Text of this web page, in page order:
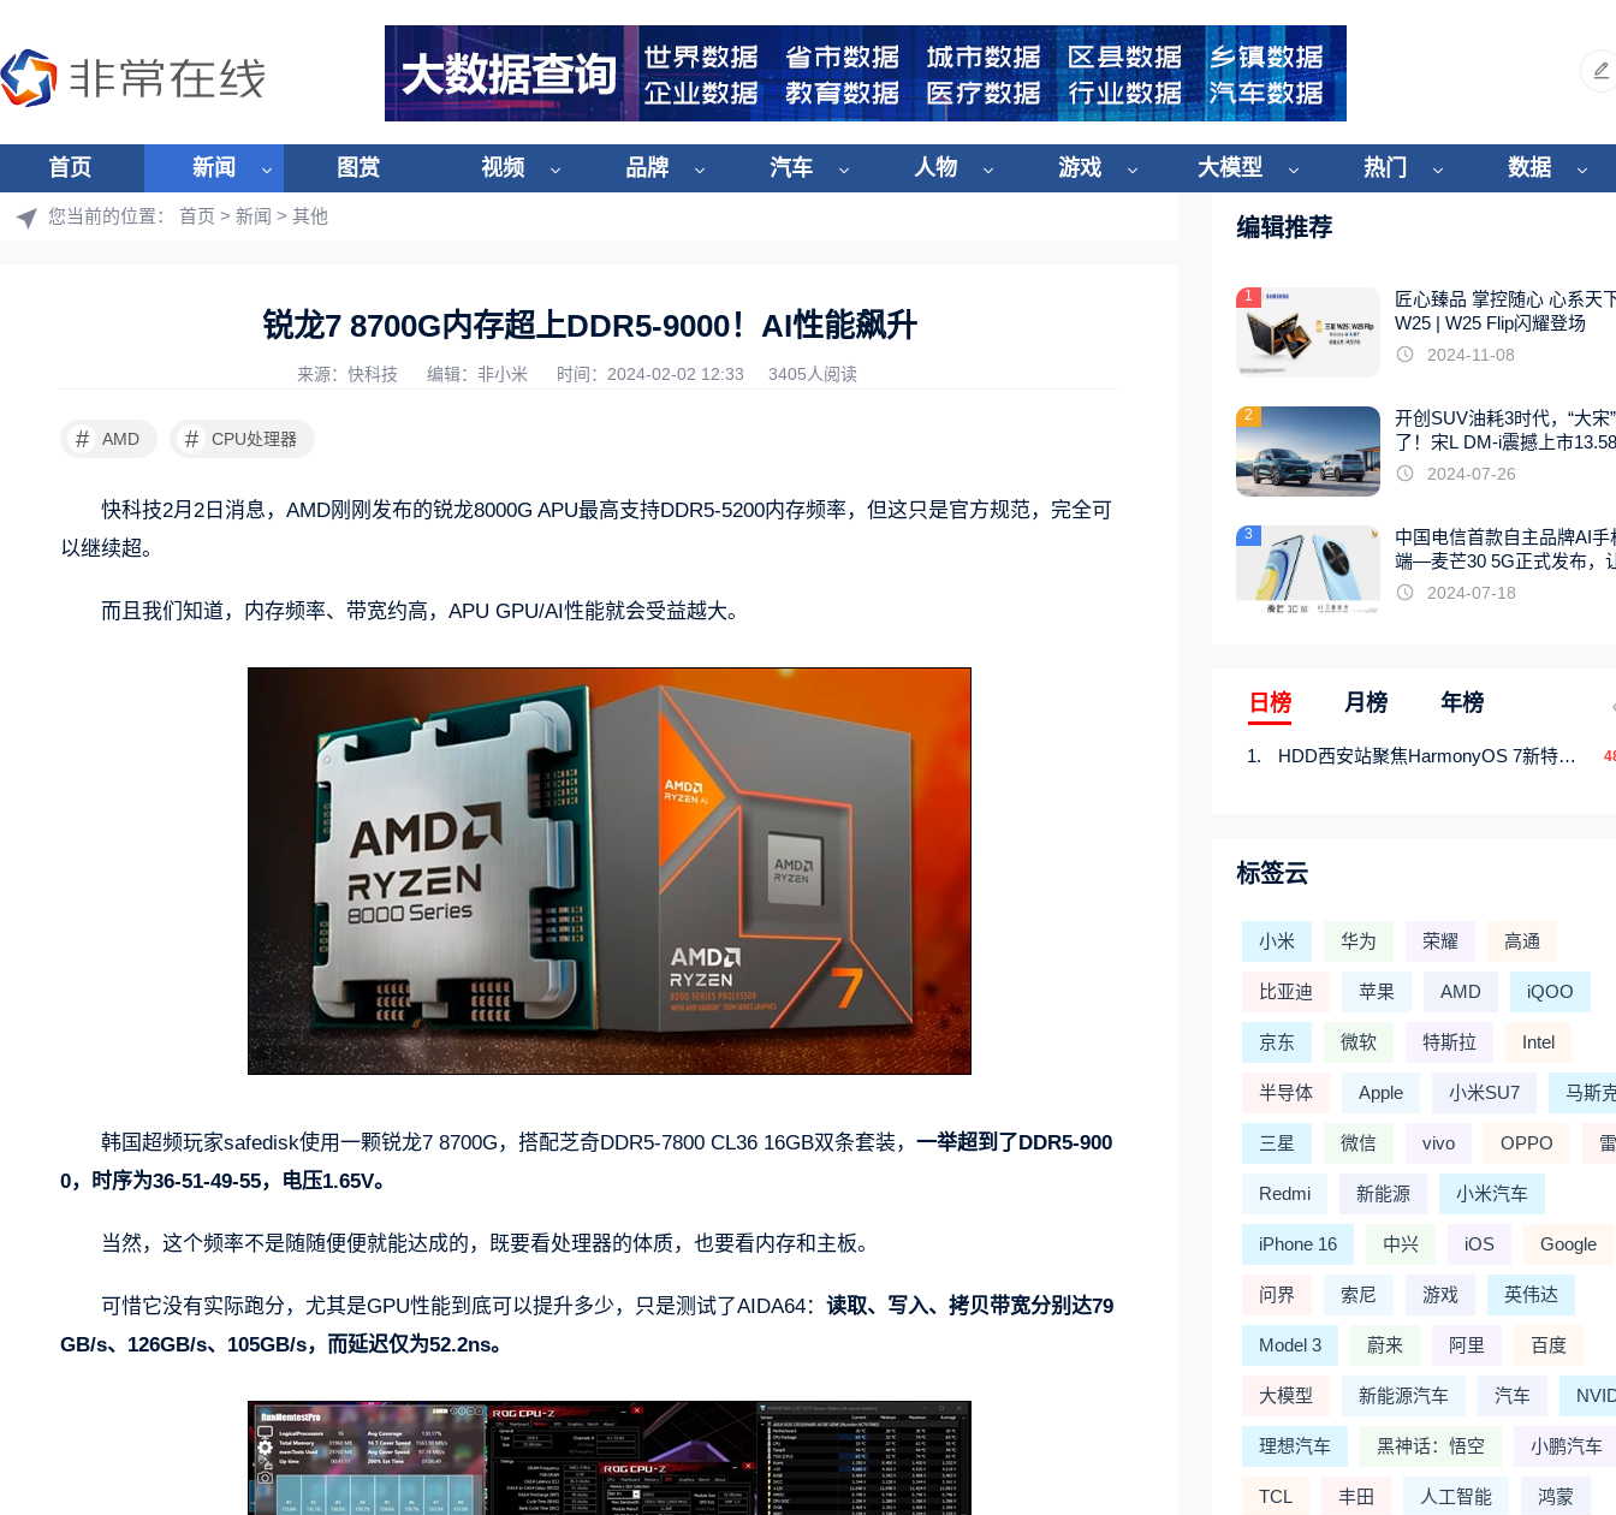
首页 新闻 图赏 视频 品牌 汽车 人物 游戏 大模型 热门 数据
您当前的位置： 首页 > 新闻 > 其他
锐龙7 8700G内存超上DDR5-9000！AI性能飙升
来源：快科技 编辑：非小米 时间：2024-02-02 12:33 3405人阅读
# AMD # CPU处理器
快科技2月2日消息，AMD刚刚发布的锐龙8000G APU最高支持DDR5-5200内存频率，但这只是官方规范，完全可
以继续超。
而且我们知道，内存频率、带宽约高，APU GPU/AI性能就会受益越大。
韩国超频玩家safedisk使用一颗锐龙7 8700G，搭配芝奇DDR5-7800 CL36 16GB双条套装， 一举超到了DDR5-900
0，时序为36-51-49-55，电压1.65V。
当然，这个频率不是随随便便就能达成的，既要看处理器的体质，也要看内存和主板。
可惜它没有实际跑分，尤其是GPU性能到底可以提升多少，只是测试了AIDA64： 读取、写入、拷贝带宽分别达79
GB/s、126GB/s、105GB/s，而延迟仅为52.2ns。
编辑推荐
1
匠心臻品 掌控随心 心系天
W25 | W25 Flip闪耀登场
2024-11-08
2
开创SUV油耗3时代，“大宋
了！宋L DM-i震撼上市
起
2024-07-26
3
中国电信首款自主品牌AI手
端—麦芒30 5G正式发布，
触手可及2024-07-18
日榜 月榜 年榜
HDD西安站聚焦HarmonyOS 7新特性，解锁从互联到智能的应用开发新范式
标签云
小米 华为 荣耀 高通
比亚迪 苹果 AMD iQOO
京东 微软 特斯拉 Intel
半导体 Apple 小米SU7 马斯
三星 微信 vivo OPPO
Redmi 新能源 小米汽车
iPhone 16 中兴 iOS Google
问界 索尼 游戏 英伟达
Model 3 蔚来 阿里 百度
大模型 新能源汽车 汽车
理想汽车 黑神话：悟空 小鹏汽车
TCL 丰田 人工智能 鸿蒙